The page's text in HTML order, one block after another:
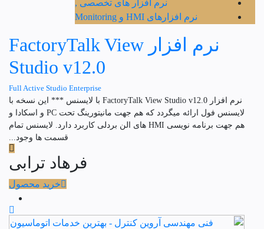
نرم افزار های تخصصی ,
نرم افزارهای HMI و Monitoring
نرم افزار FactoryTalk View
Studio v12.0
Full Active Studio Enterprise
نرم افزار FactoryTalk View Studio v12.0 با لایسنس *** این نسخه با
لایسنس فول ارائه میگردد که هم جهت مانیتورینگ تحت PC و اسکادا و
هم جهت برنامه نویسی HMI های الن بردلی کاربرد دارد. لایسنس تمام
قسمت ها وجود...
فرهاد ترابی
خرید محصول